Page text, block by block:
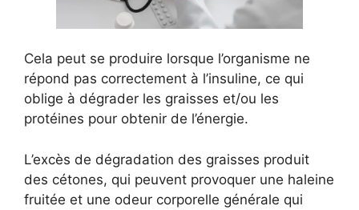
Cela peut se produire lorsque l’organisme ne
répond pas correctement à l’insuline, ce qui
oblige à dégrader les graisses et/ou les
protéines pour obtenir de l’énergie.
L’excès de dégradation des graisses produit
des cétones, qui peuvent provoquer une haleine
fruitée et une odeur corporelle générale qui